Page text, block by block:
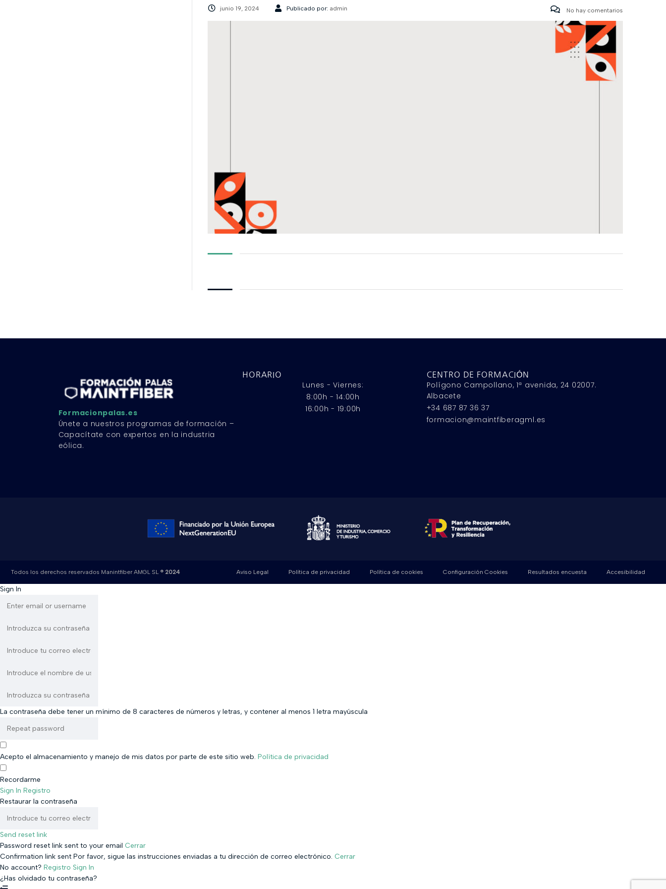
junio 19, 2024 Publicado por: admin No hay comentarios
Formacionpalas.es
Únete a nuestros programas de formación –
Capacítate con expertos en la industria
eólica.
HORARIO
Lunes - Viernes:
8:00h - 14:00h
16:00h - 19:00h
CENTRO DE FORMACIÓN
Polígono Campollano, 1ª avenida, 24 02007.
Albacete
+34 687 87 36 37
formacion@maintfiberagml.es
Todos los derechos reservados Manintfiber AMGL SL ® 2024 Aviso Legal Política de privacidad Política de cookies Configuración Cookies Resultados encuesta Accesibilidad
Sign In
La contraseña debe tener un mínimo de 8 caracteres de números y letras, y contener al menos 1 letra mayúscula
Acepto el almacenamiento y manejo de mis datos por parte de este sitio web. Política de privacidad
Recordarme
Sign In Registro
Restaurar la contraseña
Send reset link
Password reset link sent to your email Cerrar
Confirmation link sent Por favor, sigue las instrucciones enviadas a tu dirección de correo electrónico. Cerrar
No account? Registro Sign In
¿Has olvidado tu contraseña?